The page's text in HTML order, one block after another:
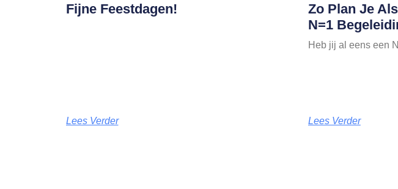
Fijne Feestdagen!
Lees Verder
Zo Plan Je
N=1
Heb jij al eens een
Lees Verder